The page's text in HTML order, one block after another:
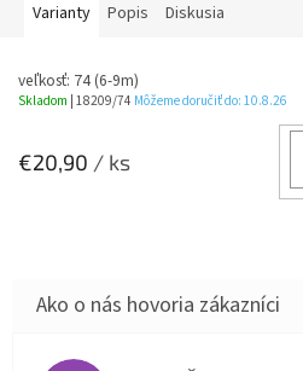
Varianty Popis Diskusia
veľkosť: 74 (6-9m)
Skladom | 18209/74 Môžeme doručiť do: 10.8.26
€20,90 / ks